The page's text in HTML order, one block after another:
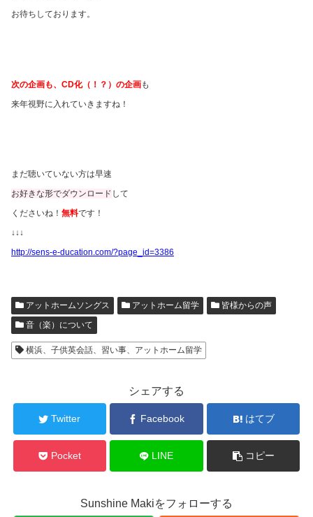
お待ちしております。
次の企画も、CD化（！？）の企画も
来年視野に入れていきますね！
まだ聴いていない方は早速
お好きな形でダウンロード して
くださいね！ 無料です！
↓↓↓
http://sens-e-ducation.com/?page_id=3386
アットホームソングス アットホーム留学
皆様からの声
音（楽）について
横浜、子供英会話、習い事、アットホーム留学
シェアする
Twitter Facebook はてブ
Pocket LINE コピー
Sunshine Makiをフォローする